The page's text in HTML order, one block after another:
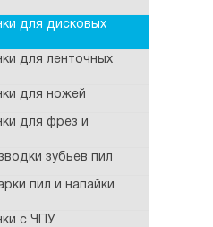
для дисковых
для ленточных
для ножей
для фрез и
зубьев пил
пил и напайки
с ЧПУ